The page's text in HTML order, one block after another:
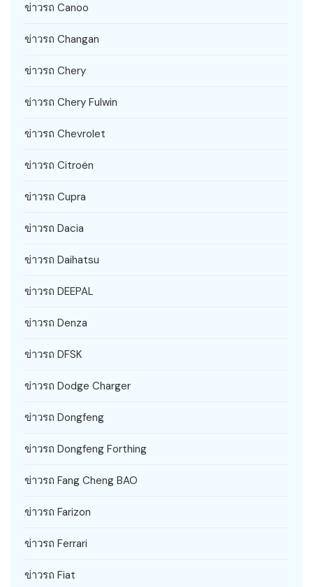
ข่าวรถ Canoo
ข่าวรถ Changan
ข่าวรถ Chery
ข่าวรถ Chery Fulwin
ข่าวรถ Chevrolet
ข่าวรถ Citroën
ข่าวรถ Cupra
ข่าวรถ Dacia
ข่าวรถ Daihatsu
ข่าวรถ DEEPAL
ข่าวรถ Denza
ข่าวรถ DFSK
ข่าวรถ Dodge Charger
ข่าวรถ Dongfeng
ข่าวรถ Dongfeng Forthing
ข่าวรถ Fang Cheng BAO
ข่าวรถ Farizon
ข่าวรถ Ferrari
ข่าวรถ Fiat